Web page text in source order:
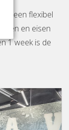
je een flexibel
en eisen
1 week is de